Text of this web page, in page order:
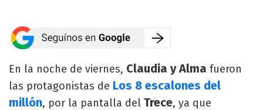
En la noche de viernes, Claudia y Alma fueron
las protagonistas de Los 8 escalones del
millón, por la pantalla del Trece, ya que